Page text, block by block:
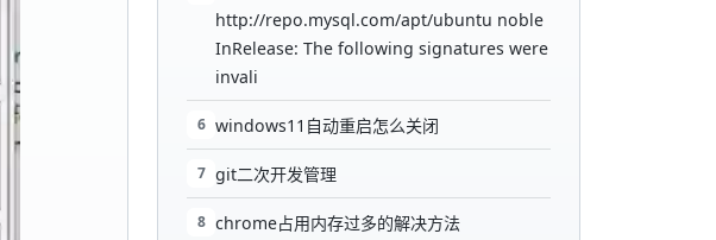
http://repo.mysql.com/apt/ubuntu noble
InRelease: The following signatures were
invali
6 windows11自动重启怎么关闭
7 git二次开发管理
8 chrome占用内存过多的解决方法